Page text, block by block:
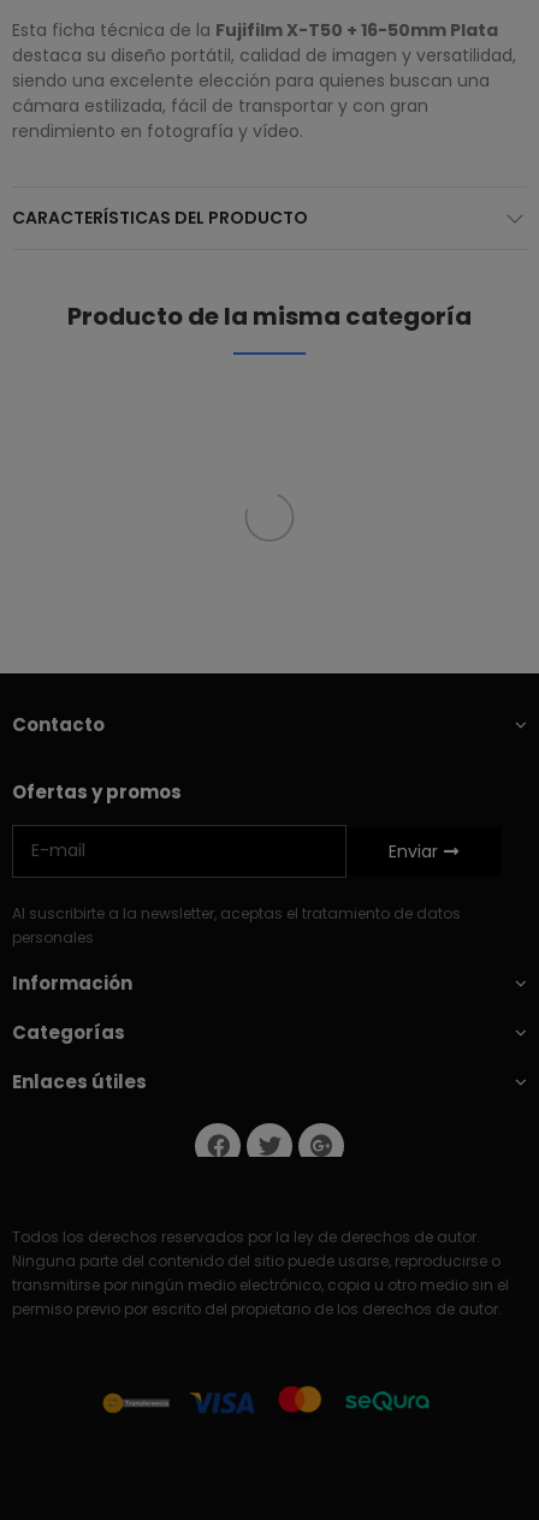
Esta ficha técnica de la Fujifilm X-T50 + 16-50mm Plata
destaca su diseño portátil, calidad de imagen y versatilidad,
siendo una excelente elección para quienes buscan una
cámara estilizada, fácil de transportar y con gran
rendimiento en fotografía y vídeo.
CARACTERÍSTICAS DEL PRODUCTO
Producto de la misma categoría
Contacto
Ofertas y promos
Enviar
Al suscribirte a la newsletter, aceptas el tratamiento de datos
personales
Información
Categorías
Enlaces útiles
Todos los derechos reservados por la ley de derechos de autor.
Ninguna parte del contenido del sitio puede usarse, reproducirse o
transmitirse por ningún medio electrónico, copia u otro medio sin el
permiso previo por escrito del propietario de los derechos de autor.